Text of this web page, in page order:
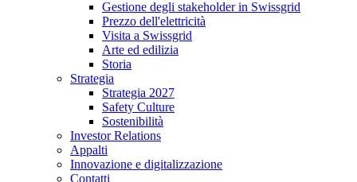
Gestione degli stakeholder in Swissgrid
Prezzo dell'elettricità
Visita a Swissgrid
Arte ed edilizia
Storia
Strategia
Strategia 2027
Safety Culture
Sostenibilità
Investor Relations
Appalti
Innovazione e digitalizzazione
Contatti